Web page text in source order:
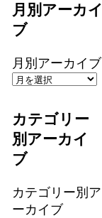
月別アーカイ
ブ
月別アーカイブ
カテゴリー
別アーカイ
ブ
カテゴリー別ア
ーカイブ